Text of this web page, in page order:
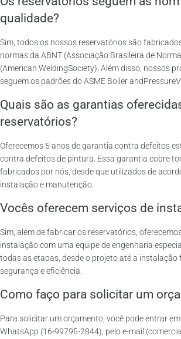
qualidade?
Sim, todos os nossos reservatórios são
normas da ABNT (Associação Brasileira de
(American WeldingSociety). Além disso, nossos
seguem os padrões do ASME Boiler
Quais são as garantias
reservatórios?
Oferecemos 5 anos de garantia contra defeitos
contra defeitos de pintura. Essa garantia cobre
fabricados por nós, desde que utilizados de
instalação e manutenção.
Vocês oferecem serviços de
Sim, além de fabricar os reservatórios,
instalação com uma equipe de engenharia
todas as etapas, desde o projeto até a
segurança e eficiência.
Como faço para solicitar um
Para solicitar um orçamento, você pode entrar
WhatsApp (16-99795-2844), pelo e-mail